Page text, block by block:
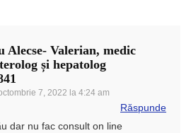
Alecse- Valerian, medic
și hepatolog
7, 2022 la 4:24 am
Răspunde
dar nu fac consult on line